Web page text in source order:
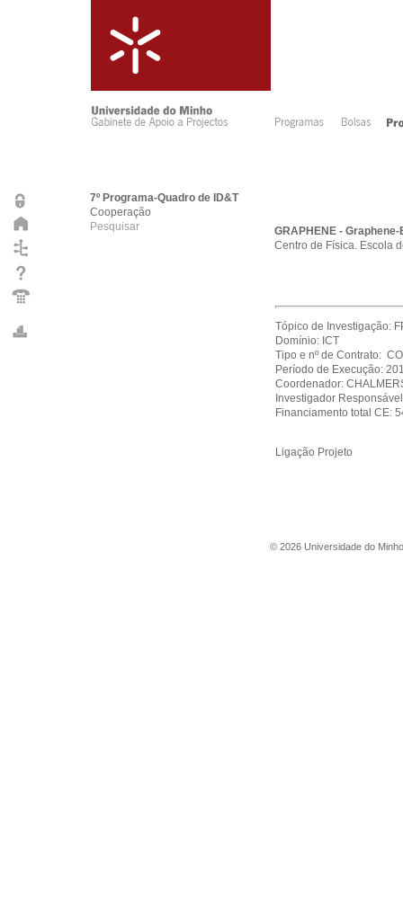
7º Programa-Quadro de ID&T
Cooperação
Pesquisar
GRAPHENE -
Centro de Física. Escola
Tópico de Investigação:
Domínio: ICT
Tipo e nº de Contrato:
Período de Execução:
Coordenador:
Investigador
Financiamento total CE:
Ligação Projeto
© 2026 Universidade do Minho